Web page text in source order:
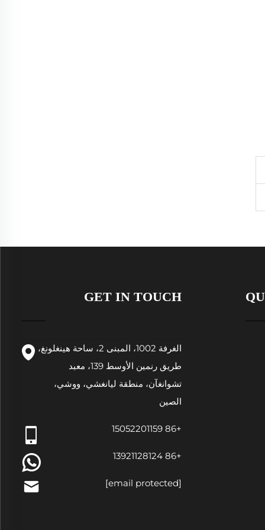
GET IN TOUCH
الغرفة 1002، المبنى 2، ساحة هينغلونغ،
طريق رنمين الأوسط 139، معبد
تشوانغآن، منطقة ليانغشي، ووشي،
الصين
+86 15052201159
+86 13921128124
[email protected]